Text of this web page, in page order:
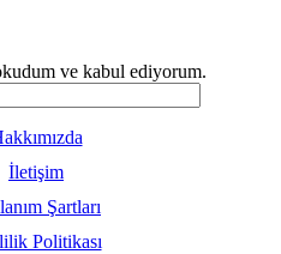
ve kabul ediyorum.
İletişim
Şartları
Politikası